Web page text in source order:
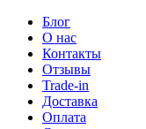
Блог
О нас
Контакты
Отзывы
Trade-in
Доставка
Оплата